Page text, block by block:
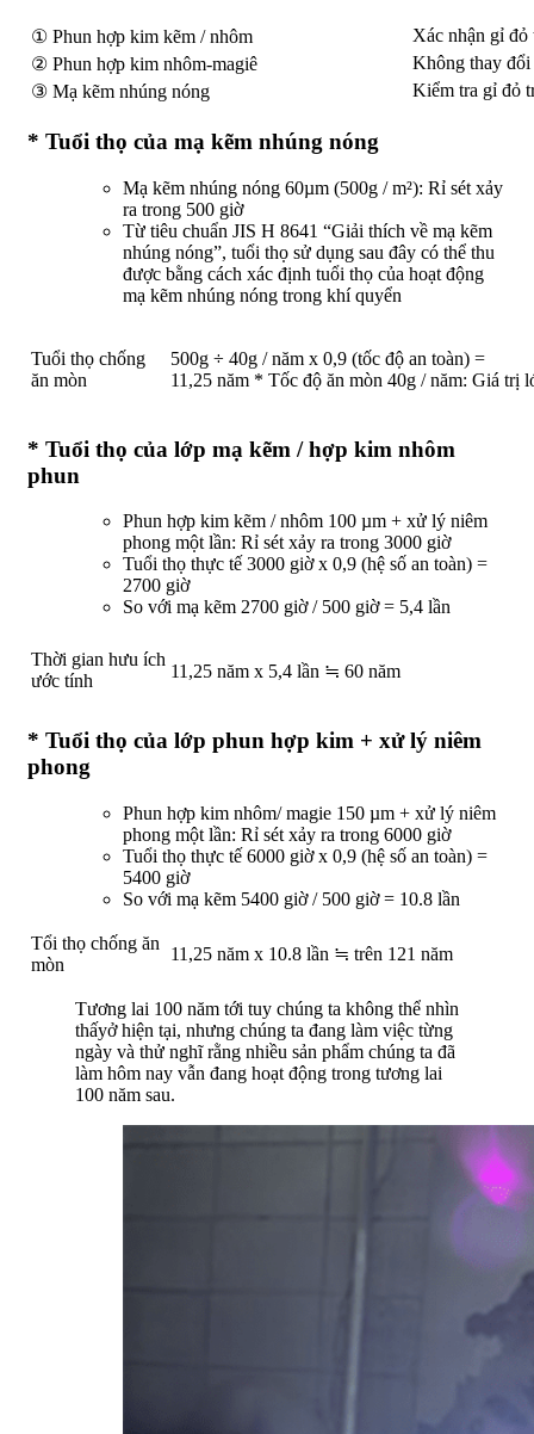
① Phun hợp kim kẽm / nhôm
Xác nhận gỉ đỏ
② Phun hợp kim nhôm-magiê
Không thay
③ Mạ kẽm nhúng nóng
Kiểm tra gỉ đỏ
* Tuổi thọ của mạ kẽm nhúng nóng
Mạ kẽm nhúng nóng 60µm (500g / m²): Rỉ sét xảy
ra trong 500 giờ
Từ tiêu chuẩn JIS H 8641 “Giải thích về mạ kẽm
nhúng nóng”, tuổi thọ sử dụng sau đây có thể thu
được bằng cách xác định tuổi thọ của hoạt động
mạ kẽm nhúng nóng trong khí quyển
Tuổi thọ chống
ăn mòn
500g ÷ 40g / năm x 0,9 (tốc độ an toàn) =
11,25 năm * Tốc độ ăn mòn 40g / năm: Giá trị
* Tuổi thọ của lớp mạ kẽm / hợp kim nhôm
phun
Phun hợp kim kẽm / nhôm 100 µm + xử lý niêm
phong một lần: Rỉ sét xảy ra trong 3000 giờ
Tuổi thọ thực tế 3000 giờ x 0,9 (hệ số an toàn) =
2700 giờ
So với mạ kẽm 2700 giờ / 500 giờ = 5,4 lần
Thời gian hưu ích
ước tính
11,25 năm x 5,4 lần ≒ 60 năm
* Tuổi thọ của lớp phun hợp kim + xử lý niêm
phong
Phun hợp kim nhôm/ magie 150 µm + xử lý niêm
phong một lần: Rỉ sét xảy ra trong 6000 giờ
Tuổi thọ thực tế 6000 giờ x 0,9 (hệ số an toàn) =
5400 giờ
So với mạ kẽm 5400 giờ / 500 giờ = 10.8 lần
Tổi thọ chống ăn
mòn
11,25 năm x 10.8 lần ≒ trên 121 năm
Tương lai 100 năm tới tuy chúng ta không thể nhìn
thấyở hiện tại, nhưng chúng ta đang làm việc từng
ngày và thử nghĩ rằng nhiều sản phẩm chúng ta đã
làm hôm nay vẫn đang hoạt động trong tương lai
100 năm sau.